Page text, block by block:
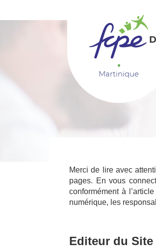
Martinique
Merci de lire avec
pages. En vous
conformément à
numérique, les
Editeur du Site